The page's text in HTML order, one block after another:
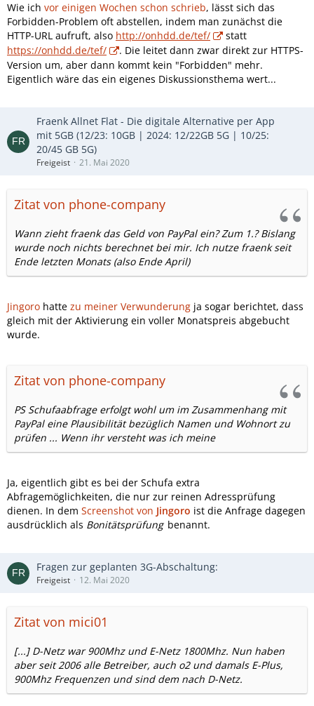
Wie ich vor einigen Wochen schon schrieb, lässt sich das
Forbidden-Problem oft abstellen, indem man zunächst die
HTTP-URL aufruft, also http://onhdd.de/tef/
statt
https://onhdd.de/tef/
. Die leitet dann zwar direkt zur HTTPS-
Version um, aber dann kommt kein "Forbidden" mehr.
Eigentlich wäre das ein eigenes Diskussionsthema wert...
Fraenk Allnet Flat - Die digitale Alternative per App
mit 5GB (12/23: 10GB | 2024: 12/22GB 5G | 10/25:
20/45 GB 5G)
Freigeist 21. Mai 2020
Zitat von phone-company
Wann zieht fraenk das Geld von PayPal ein? Zum 1.? Bislang
wurde noch nichts berechnet bei mir. Ich nutze fraenk seit
Ende letzten Monats (also Ende April)
Jingoro hatte zu meiner Verwunderung ja sogar berichtet, dass
gleich mit der Aktivierung ein voller Monatspreis abgebucht
wurde.
Zitat von phone-company
PS Schufaabfrage erfolgt wohl um im Zusammenhang mit
PayPal eine Plausibilität bezüglich Namen und Wohnort zu
prüfen ... Wenn ihr versteht was ich meine
Ja, eigentlich gibt es bei der Schufa extra
Abfragemöglichkeiten, die nur zur reinen Adressprüfung
dienen. In dem Screenshot von Jingoro ist die Anfrage dagegen
ausdrücklich als Bonitätsprüfung benannt.
Fragen zur geplanten 3G-Abschaltung:
Freigeist 12. Mai 2020
Zitat von mici01
[...] D-Netz war 900Mhz und E-Netz 1800Mhz. Nun haben
aber seit 2006 alle Betreiber, auch o2 und damals E-Plus,
900Mhz Frequenzen und sind dem nach D-Netz.